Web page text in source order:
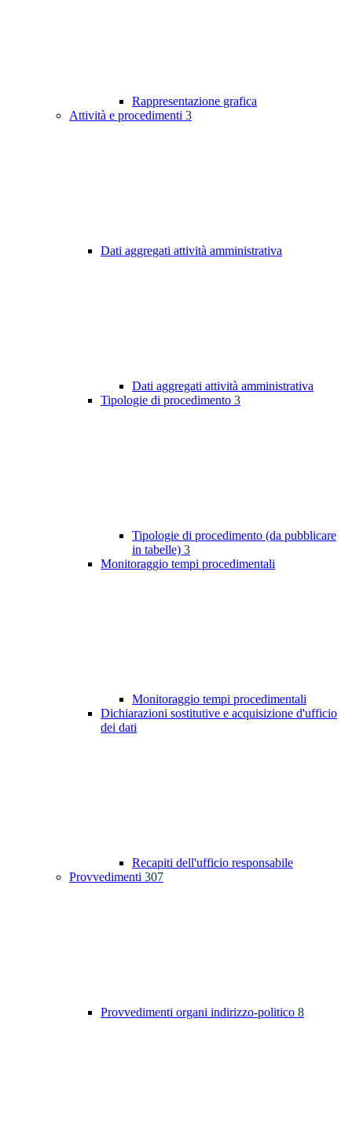
Rappresentazione grafica
Attività e procedimenti 3
Dati aggregati attività amministrativa
Dati aggregati attività amministrativa
Tipologie di procedimento 3
Tipologie di procedimento (da pubblicare
in tabelle) 3
Monitoraggio tempi procedimentali
Monitoraggio tempi procedimentali
Dichiarazioni sostitutive e acquisizione d'ufficio
dei dati
Recapiti dell'ufficio responsabile
Provvedimenti 307
Provvedimenti organi indirizzo-politico 8